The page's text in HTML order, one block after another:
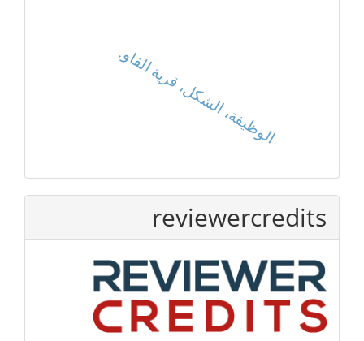
الوظيفة، الشكل، قرية الفاو.
reviewercredits